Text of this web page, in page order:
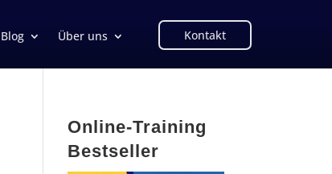
Blog Über uns Kontakt
Online-Training
Bestseller